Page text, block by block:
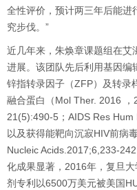
全性评价，预计两三年后能进
究步伐。”
近几年来，朱焕章课题组在艾
进展。该团队先后利用基因编
锌指转录因子（ZFP）及转录
融合蛋白（Mol Ther. 2016 ，
21(5):490-5 ； AIDS Res
以及获得能靶向沉寂HIV前病
Nucleic Acids.2017;6,233-242
化成果显著， 2016年，复旦
剂专利以6500万美元被美国